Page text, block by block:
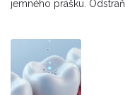
jemného prášku.